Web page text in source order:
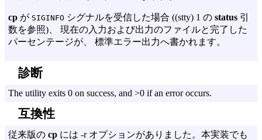
cp が SIGINFO シグナルを受信した場合 ((stty) 1 の status 引
数を参照)、 現在の入力および出力のファイルと完了した
パーセンテージが、 標準エラー出力へ書かれます。
診断
The utility exits 0 on success, and >0 if an error occurs.
互換性
従来版の cp には -rオプションがありました。本実装でも